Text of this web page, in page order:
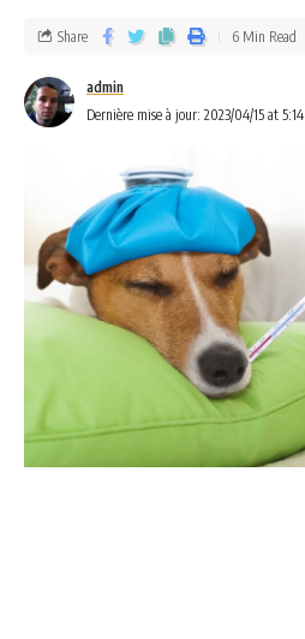
admin
Dernière mise à jour: 2023/04/15 at 5:14
Share 6 Min Read